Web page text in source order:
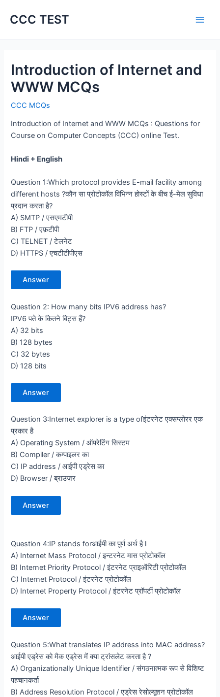
CCC TEST
Introduction of Internet and
WWW MCQs
CCC MCQs
Introduction of Internet and WWW MCQs : Questions for
Course on Computer Concepts (CCC) online Test.
Hindi + English
Question 1:Which protocol provides E-mail facility among
different hosts ?कौन सा प्रोटोकॉल विभिन्न होस्टों के बीच ई-मेल सुविधा
प्रदान करता है?
A) SMTP / एसएमटीपी
B) FTP / एफ़टीपी
C) TELNET / टेलनेट
D) HTTPS / एचटीटीपीएस
Answer
Question 2: How many bits IPV6 address has?
IPV6 पते के कितने बिट्स हैं?
A) 32 bits
B) 128 bytes
C) 32 bytes
D) 128 bits
Answer
Question 3:Internet explorer is a type ofइंटरनेट एक्सप्लोरर एक
प्रकार है
A) Operating System / ऑपरेटिंग सिस्टम
B) Compiler / कम्पाइलर का
C) IP address / आईपी एड्रेस का
D) Browser / ब्राउज़र
Answer
Question 4:IP stands forआईपी ​​का पूर्ण अर्थ है l
A) Internet Mass Protocol / इन्टरनेट मास प्रोटोकॉल
B) Internet Priority Protocol / इंटरनेट प्राइऑरिटी प्रोटोकॉल
C) Internet Protocol / इंटरनेट प्रोटोकॉल
D) Internet Property Protocol / इंटरनेट प्रॉपर्टी प्रोटोकॉल
Answer
Question 5:What translates IP address into MAC address?
आईपी एड्रेस को मैक एड्रेस में क्या ट्रांसलेट करता है ?
A) Organizationally Unique Identifier / संगठनात्मक रूप से विशिष्ट
पहचानकर्ता
B) Address Resolution Protocol / एड्रेस रेसोल्यूशन प्रोटोकॉल